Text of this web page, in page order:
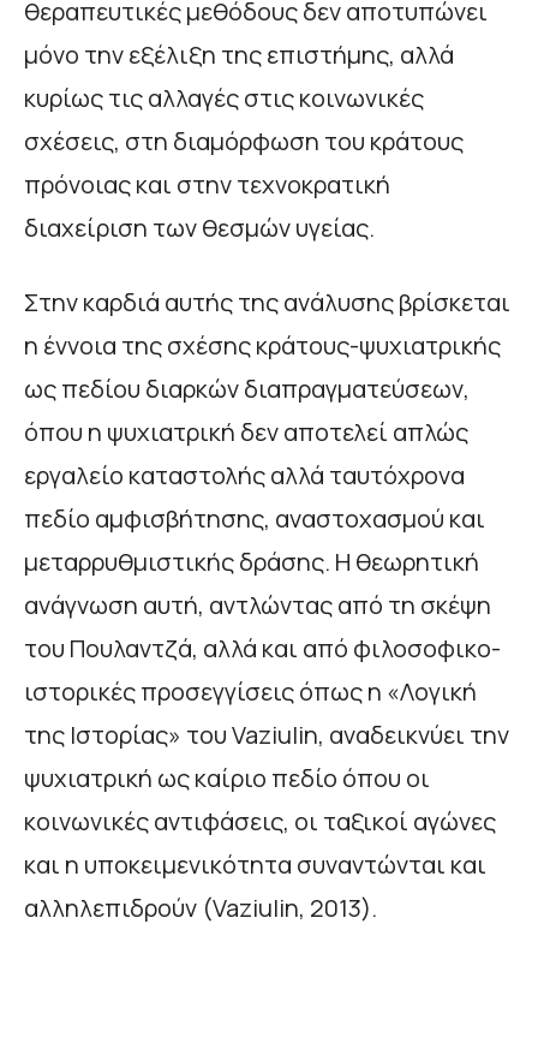
θεραπευτικές μεθόδους δεν αποτυπώνει
μόνο την εξέλιξη της επιστήμης, αλλά
κυρίως τις αλλαγές στις κοινωνικές
σχέσεις, στη διαμόρφωση του κράτους
πρόνοιας και στην τεχνοκρατική
διαχείριση των θεσμών υγείας.
Στην καρδιά αυτής της ανάλυσης βρίσκεται
η έννοια της σχέσης κράτους-ψυχιατρικής
ως πεδίου διαρκών διαπραγματεύσεων,
όπου η ψυχιατρική δεν αποτελεί απλώς
εργαλείο καταστολής αλλά ταυτόχρονα
πεδίο αμφισβήτησης, αναστοχασμού και
μεταρρυθμιστικής δράσης. Η θεωρητική
ανάγνωση αυτή, αντλώντας από τη σκέψη
του Πουλαντζά, αλλά και από φιλοσοφικο-
ιστορικές προσεγγίσεις όπως η «Λογική
της Ιστορίας» του Vaziulin, αναδεικνύει την
ψυχιατρική ως καίριο πεδίο όπου οι
κοινωνικές αντιφάσεις, οι ταξικοί αγώνες
και η υποκειμενικότητα συναντώνται και
αλληλεπιδρούν (Vaziulin, 2013).